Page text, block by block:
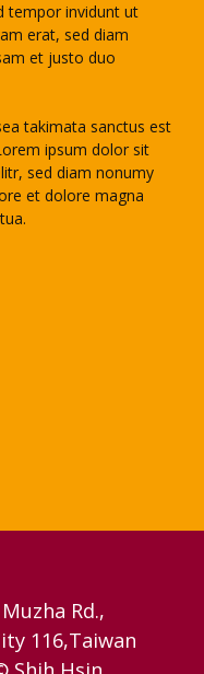
tempor invidunt ut
erat, sed diam
et justo duo
takimata sanctus est
ipsum dolor sit
sed diam nonumy
et dolore magna
Rd.,
116,Taiwan